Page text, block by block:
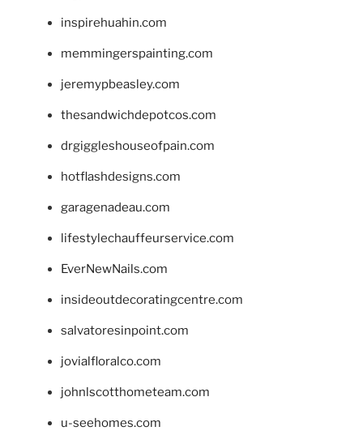
inspirehuahin.com
memmingerspainting.com
jeremypbeasley.com
thesandwichdepotcos.com
drgiggleshouseofpain.com
hotflashdesigns.com
garagenadeau.com
lifestylechauffeurservice.com
EverNewNails.com
insideoutdecoratingcentre.com
salvatoresinpoint.com
jovialfloralco.com
johnlscotthometeam.com
u-seehomes.com